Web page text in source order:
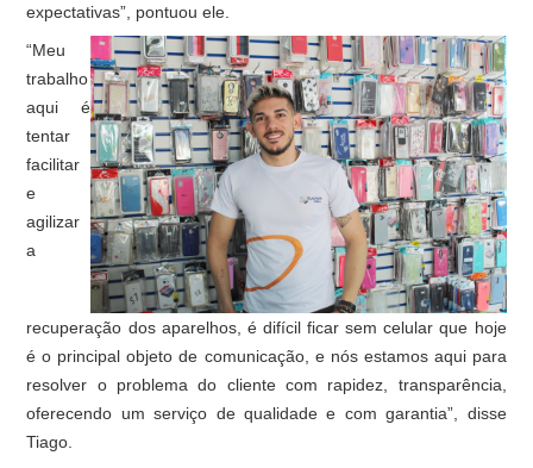
expectativas”, pontuou ele.
“Meu
trabalho
aqui é
tentar
facilitar
e
agilizar
a
recuperação dos aparelhos, é difícil ficar sem celular que hoje
é o principal objeto de comunicação, e nós estamos aqui para
resolver o problema do cliente com rapidez, transparência,
oferecendo um serviço de qualidade e com garantia”, disse
Tiago.